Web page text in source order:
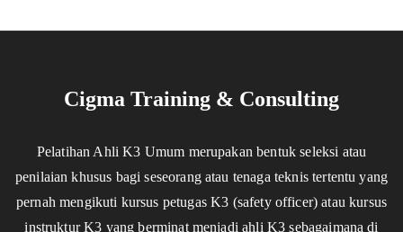
Cigma Training & Consulting
Pelatihan Ahli K3 Umum merupakan bentuk seleksi atau
penilaian khusus bagi seseorang atau tenaga teknis tertentu yang
pernah mengikuti kursus petugas K3 (safety officer) atau kursus
instruktur K3 yang berminat menjadi ahli K3 sebagaimana di